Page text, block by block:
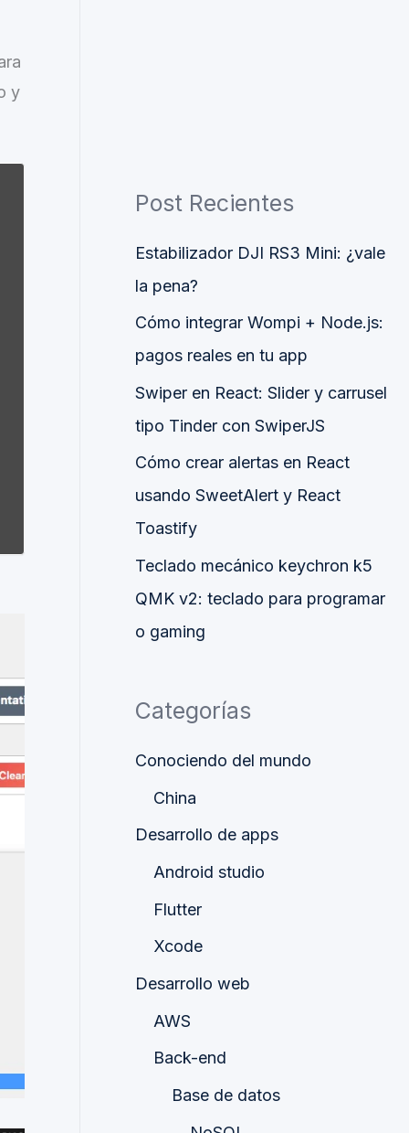
y
Post Recientes
Estabilizador DJI RS3 Mini: ¿vale
la pena?
Cómo integrar Wompi + Node.js:
pagos reales en tu app
Swiper en React: Slider y carrusel
tipo Tinder con SwiperJS
Cómo crear alertas en React
usando SweetAlert y React
Toastify
Teclado mecánico keychron k5
QMK v2: teclado para programar
o gaming
Categorías
Conociendo del mundo
China
Desarrollo de apps
Android studio
Flutter
Xcode
Desarrollo web
AWS
Back-end
Base de datos